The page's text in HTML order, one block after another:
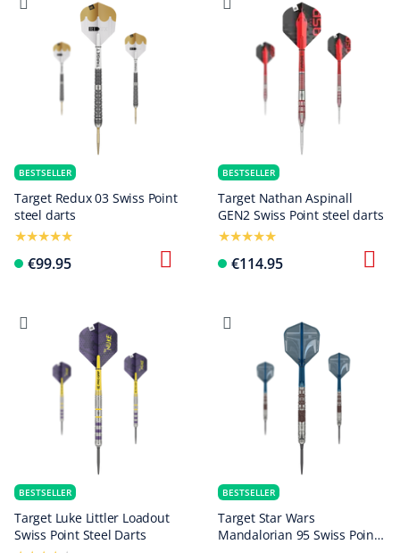
BESTSELLER
Target Redux 03 Swiss Point
steel darts
€99.95
BESTSELLER
Target Nathan Aspinall
GEN2 Swiss Point steel darts
€114.95
BESTSELLER
Target Luke Littler Loadout
Swiss Point Steel Darts
BESTSELLER
Target Star Wars
Mandalorian 95 Swiss Point